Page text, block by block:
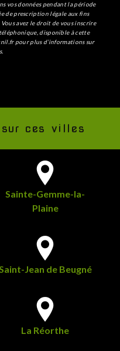
vos données pendant la période
de prescription légale aux fins
avez le droit de vous inscrire
disponible à cette
pour plus d’informations sur
sur ces villes
Sainte-Gemme-la-
Plaine
Jean de Beugné
La Réorthe